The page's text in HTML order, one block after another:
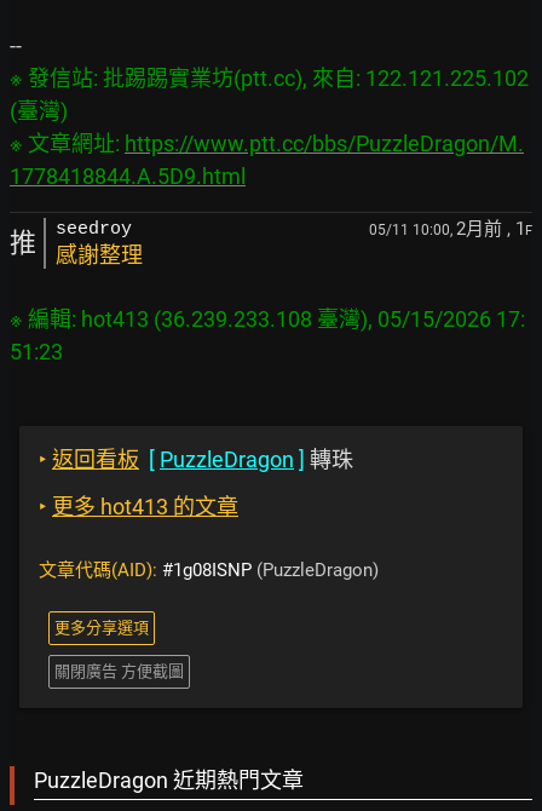
※ 發信站: 批踢踢實業坊(ptt.cc), 來自: 122.121.225.102
(臺灣)
※ 文章網址: https://www.ptt.cc/bbs/PuzzleDragon/M.
1778418844.A.5D9.html
推 seedroy 05/11 10:00, 2月前 , 1 F
感謝整理
※ 編輯: hot413 (36.239.233.108 臺灣), 05/15/2026 17:
‣ 返回看板 [ PuzzleDragon ] 轉珠
‣ 更多 hot413 的文章
文章代碼(AID): #1g08ISNP (PuzzleDragon)
更多分享選項
關閉廣告 方便截圖
PuzzleDragon 近期熱門文章